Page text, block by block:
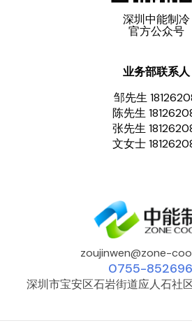
深圳中能制冷
官方公众号
业务部联系人
邹先生
陈先生
张先生
文女士
zoujinwen@zone-
0755-
深圳市宝安区石岩街道应人石社